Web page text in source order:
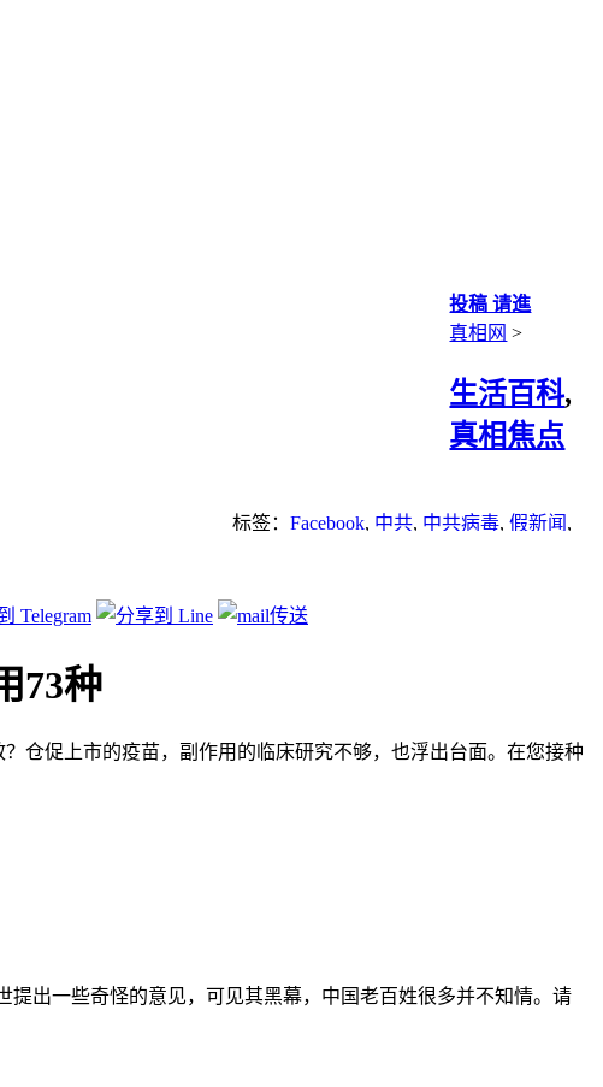
投稿 请進
真相网 >
生活百科,
真相焦点
标签： Facebook, 中共, 中共病毒, 假新闻 ,
73种
仓促上市的疫苗，副作用的临床研究不够，也浮出台面。在您接种
出一些奇怪的意见，可见其黑幕，中国老百姓很多并不知情。请